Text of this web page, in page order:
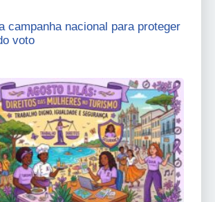
campanha nacional para proteger
voto